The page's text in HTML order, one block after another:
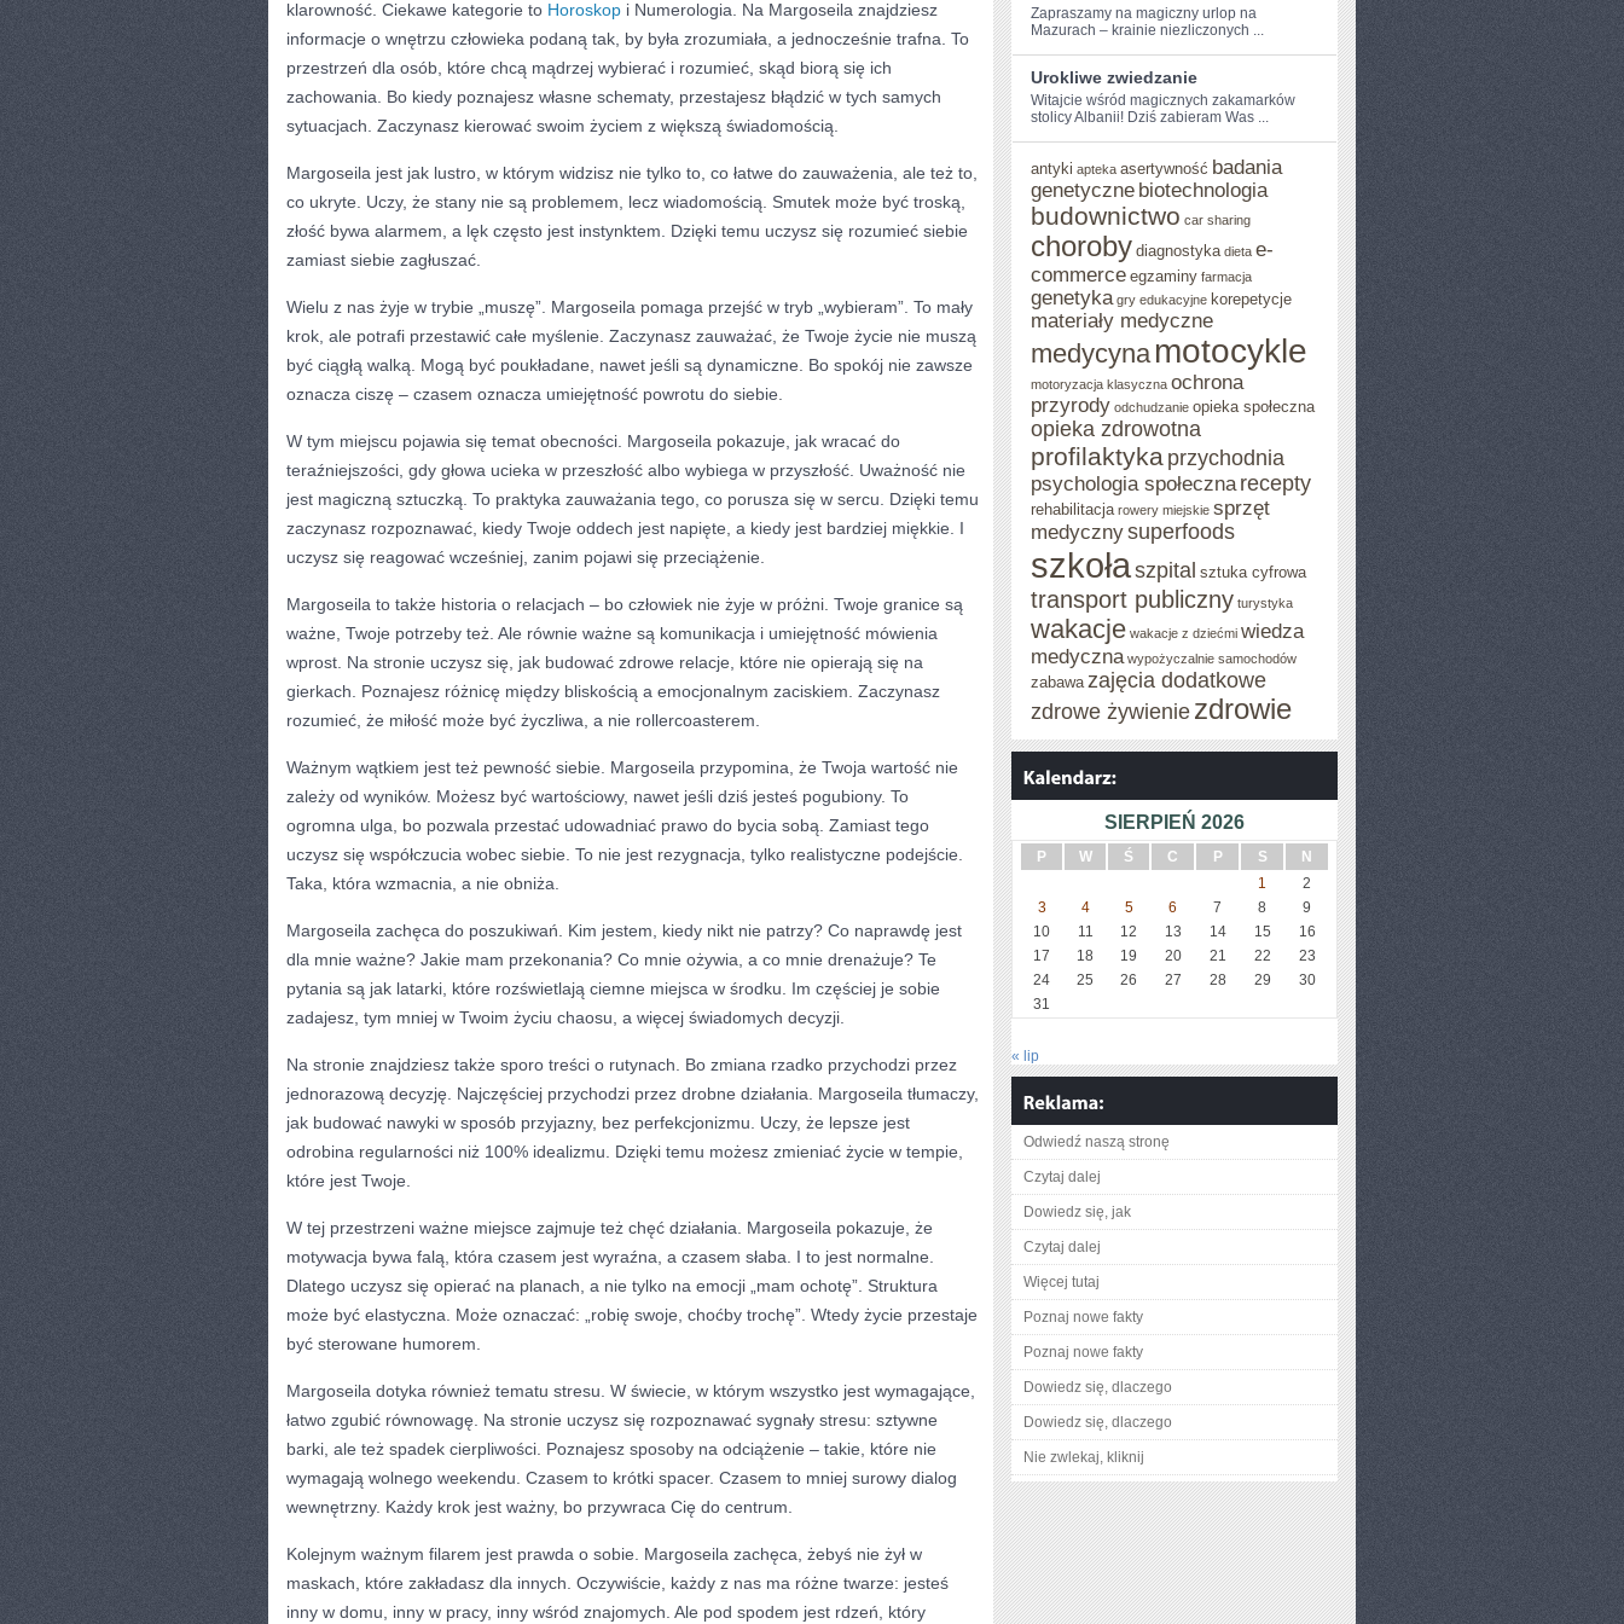
klarowność. Ciekawe kategorie to Horoskop i Numerologia. Na Margoseila znajdziesz
informacje o wnętrzu człowieka podaną tak, by była zrozumiała, a jednocześnie trafna. To
przestrzeń dla osób, które chcą mądrzej wybierać i rozumieć, skąd biorą się ich
zachowania. Bo kiedy poznajesz własne schematy, przestajesz błądzić w tych samych
sytuacjach. Zaczynasz kierować swoim życiem z większą świadomością.
Margoseila jest jak lustro, w którym widzisz nie tylko to, co łatwe do zauważenia, ale też to,
co ukryte. Uczy, że stany nie są problemem, lecz wiadomością. Smutek może być troską,
złość bywa alarmem, a lęk często jest instynktem. Dzięki temu uczysz się rozumieć siebie
zamiast siebie zagłuszać.
Wielu z nas żyje w trybie „muszę”. Margoseila pomaga przejść w tryb „wybieram”. To mały
krok, ale potrafi przestawić całe myślenie. Zaczynasz zauważać, że Twoje życie nie muszą
być ciągłą walką. Mogą być poukładane, nawet jeśli są dynamiczne. Bo spokój nie zawsze
oznacza ciszę – czasem oznacza umiejętność powrotu do siebie.
W tym miejscu pojawia się temat obecności. Margoseila pokazuje, jak wracać do
teraźniejszości, gdy głowa ucieka w przeszłość albo wybiega w przyszłość. Uważność nie
jest magiczną sztuczką. To praktyka zauważania tego, co porusza się w sercu. Dzięki temu
zaczynasz rozpoznawać, kiedy Twoje oddech jest napięte, a kiedy jest bardziej miękkie. I
uczysz się reagować wcześniej, zanim pojawi się przeciążenie.
Margoseila to także historia o relacjach – bo człowiek nie żyje w próżni. Twoje granice są
ważne, Twoje potrzeby też. Ale równie ważne są komunikacja i umiejętność mówienia
wprost. Na stronie uczysz się, jak budować zdrowe relacje, które nie opierają się na
gierkach. Poznajesz różnicę między bliskością a emocjonalnym zaciskiem. Zaczynasz
rozumieć, że miłość może być życzliwa, a nie rollercoasterem.
Ważnym wątkiem jest też pewność siebie. Margoseila przypomina, że Twoja wartość nie
zależy od wyników. Możesz być wartościowy, nawet jeśli dziś jesteś pogubiony. To
ogromna ulga, bo pozwala przestać udowadniać prawo do bycia sobą. Zamiast tego
uczysz się współczucia wobec siebie. To nie jest rezygnacja, tylko realistyczne podejście.
Taka, która wzmacnia, a nie obniża.
Margoseila zachęca do poszukiwań. Kim jestem, kiedy nikt nie patrzy? Co naprawdę jest
dla mnie ważne? Jakie mam przekonania? Co mnie ożywia, a co mnie drenażuje? Te
pytania są jak latarki, które rozświetlają ciemne miejsca w środku. Im częściej je sobie
zadajesz, tym mniej w Twoim życiu chaosu, a więcej świadomych decyzji.
Na stronie znajdziesz także sporo treści o rutynach. Bo zmiana rzadko przychodzi przez
jednorazową decyzję. Najczęściej przychodzi przez drobne działania. Margoseila tłumaczy,
jak budować nawyki w sposób przyjazny, bez perfekcjonizmu. Uczy, że lepsze jest
odrobina regularności niż 100% idealizmu. Dzięki temu możesz zmieniać życie w tempie,
które jest Twoje.
W tej przestrzeni ważne miejsce zajmuje też chęć działania. Margoseila pokazuje, że
motywacja bywa falą, która czasem jest wyraźna, a czasem słaba. I to jest normalne.
Dlatego uczysz się opierać na planach, a nie tylko na emocji „mam ochotę”. Struktura
może być elastyczna. Może oznaczać: „robię swoje, choćby trochę”. Wtedy życie przestaje
być sterowane humorem.
Margoseila dotyka również tematu stresu. W świecie, w którym wszystko jest wymagające,
łatwo zgubić równowagę. Na stronie uczysz się rozpoznawać sygnały stresu: sztywne
barki, ale też spadek cierpliwości. Poznajesz sposoby na odciążenie – takie, które nie
wymagają wolnego weekendu. Czasem to krótki spacer. Czasem to mniej surowy dialog
wewnętrzny. Każdy krok jest ważny, bo przywraca Cię do centrum.
Kolejnym ważnym filarem jest prawda o sobie. Margoseila zachęca, żebyś nie żył w
maskach, które zakładasz dla innych. Oczywiście, każdy z nas ma różne twarze: jesteś
inny w domu, inny w pracy, inny wśród znajomych. Ale pod spodem jest rdzeń, który
Zapraszamy na magiczny⁣ urlop na
Mazurach –⁤ krainie⁣ niezliczonych ...
Urokliwe zwiedzanie
Witajcie wśród magicznych zakamarków
stolicy‌ Albanii! Dziś ​zabieram Was ...
antyki apteka asertywność badania
genetyczne biotechnologia
budownictwo car sharing
choroby diagnostyka dieta e-
commerce egzaminy farmacja
genetyka gry edukacyjne korepetycje
materiały medyczne
medycyna motocykle
motoryzacja klasyczna ochrona
przyrody odchudzanie opieka społeczna
opieka zdrowotna
profilaktyka przychodnia
psychologia społeczna recepty
rehabilitacja rowery miejskie sprzęt
medycznysuperfoods
szkołaszpital sztuka cyfrowa
transport publiczny turystyka
wakacje wakacje z dziećmi wiedza
medyczna wypożyczalnie samochodów
zabawa zajęcia dodatkowe
zdrowe żywienie zdrowie
SIERPIEŃ 2026
P W Ś C P S
N
1
2
3
4 5 6 7 8
9
10
11 12 13 14 15
16
17
18 19 20 21 22
23
24
25 26 27 28 29
30
31
« lip
Odwiedź naszą stronę
Czytaj dalej
Dowiedz się, jak
Czytaj dalej
Więcej tutaj
Poznaj nowe fakty
Poznaj nowe fakty
Dowiedz się, dlaczego
Dowiedz się, dlaczego
Nie zwlekaj, kliknij